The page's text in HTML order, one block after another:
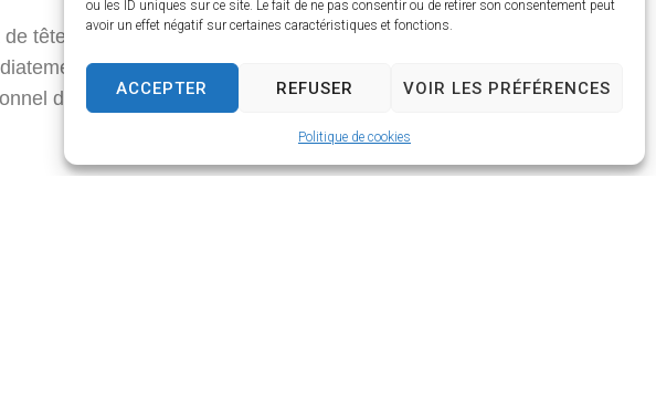
ou les ID uniques sur ce site. Le fait de ne pas consentir ou de retirer son consentement peut
avoir un effet négatif sur certaines caractéristiques et fonctions.
ACCEPTER REFUSER VOIR LES PRÉFÉRENCES
Politique de cookies
tête, vertiges, nausées, crampes ou comportement
à l’ombre ou dans un endroit frais, hydratez-
de santé si nécessaire.